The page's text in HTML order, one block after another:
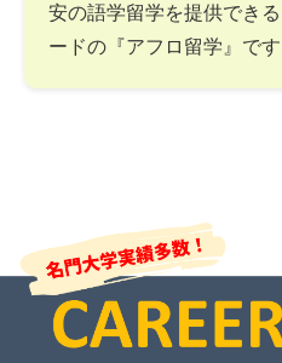
安の語学留学を提供でき
ードの『アフロ留学』です